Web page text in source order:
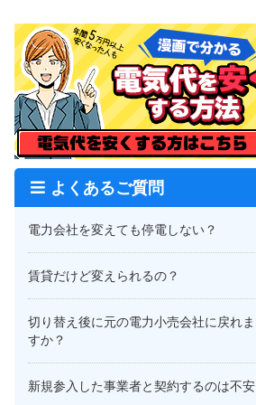
よくあるご質問
電力会社を変えても停電しない？
賃貸だけど変えられるの？
切り替え後に元の電力小売会社に戻れま
すか？
新規参入した事業者と契約するのは不安